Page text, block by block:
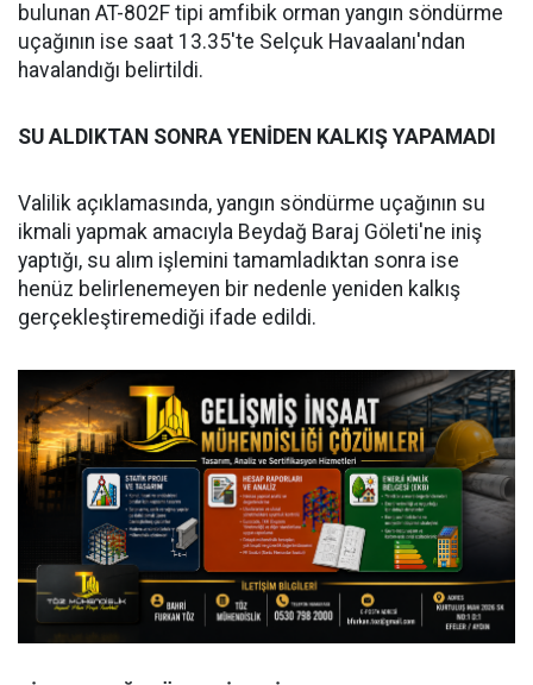
bulunan AT-802F tipi amfibik orman yangın söndürme
uçağının ise saat 13.35'te Selçuk Havaalanı'ndan
havalandığı belirtildi.
SU ALDIKTAN SONRA YENİDEN KALKIŞ YAPAMADI
Valilik açıklamasında, yangın söndürme uçağının su
ikmali yapmak amacıyla Beydağ Baraj Göleti'ne iniş
yaptığı, su alım işlemini tamamladıktan sonra ise
henüz belirlenemeyen bir nedenle yeniden kalkış
gerçekleştiremediği ifade edildi.